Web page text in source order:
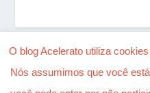
Desenhado por
O blog Acelerato utiliza
Nós assumimos que você